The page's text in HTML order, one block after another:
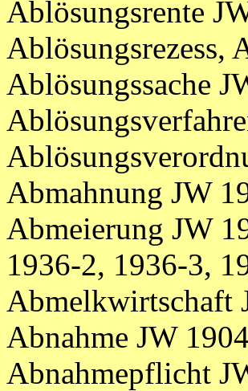
Ablösungsrente
Ablösungsrezess,
Ablösungssache
Abmahnung JW
Abmeierung JW
1936-2, 1936-3,
Abmelkwirtschaft
Abnahme JW
Abnahmepflicht